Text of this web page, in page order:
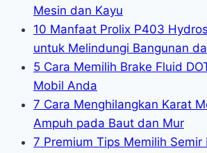
Mesin dan Kayu
10 Manfaat Prolix P403
untuk Melindungi Bangunan
5 Cara Memilih Brake Fluid
Mobil Anda
7 Cara Menghilangkan Karat
Ampuh pada Baut dan Mur
7 Premium Tips Memilih Semir